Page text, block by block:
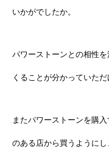
いかがでしたか。
パワーストーンとの相性
くることが分かっていただ
またパワーストーンを購
のある店から買うように